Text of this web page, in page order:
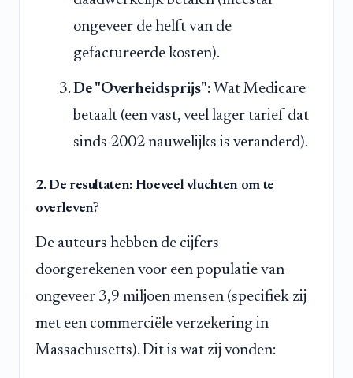
ongeveer de helft van de
gefactureerde kosten).
De "Overheidsprijs": Wat Medicare
betaalt (een vast, veel lager tarief dat
sinds 2002 nauwelijks is veranderd).
2. De resultaten: Hoeveel vluchten om te
overleven?
De auteurs hebben de cijfers
doorgerekenen voor een populatie van
ongeveer 3,9 miljoen mensen (specifiek zij
met een commerciële verzekering in
Massachusetts). Dit is wat zij vonden: